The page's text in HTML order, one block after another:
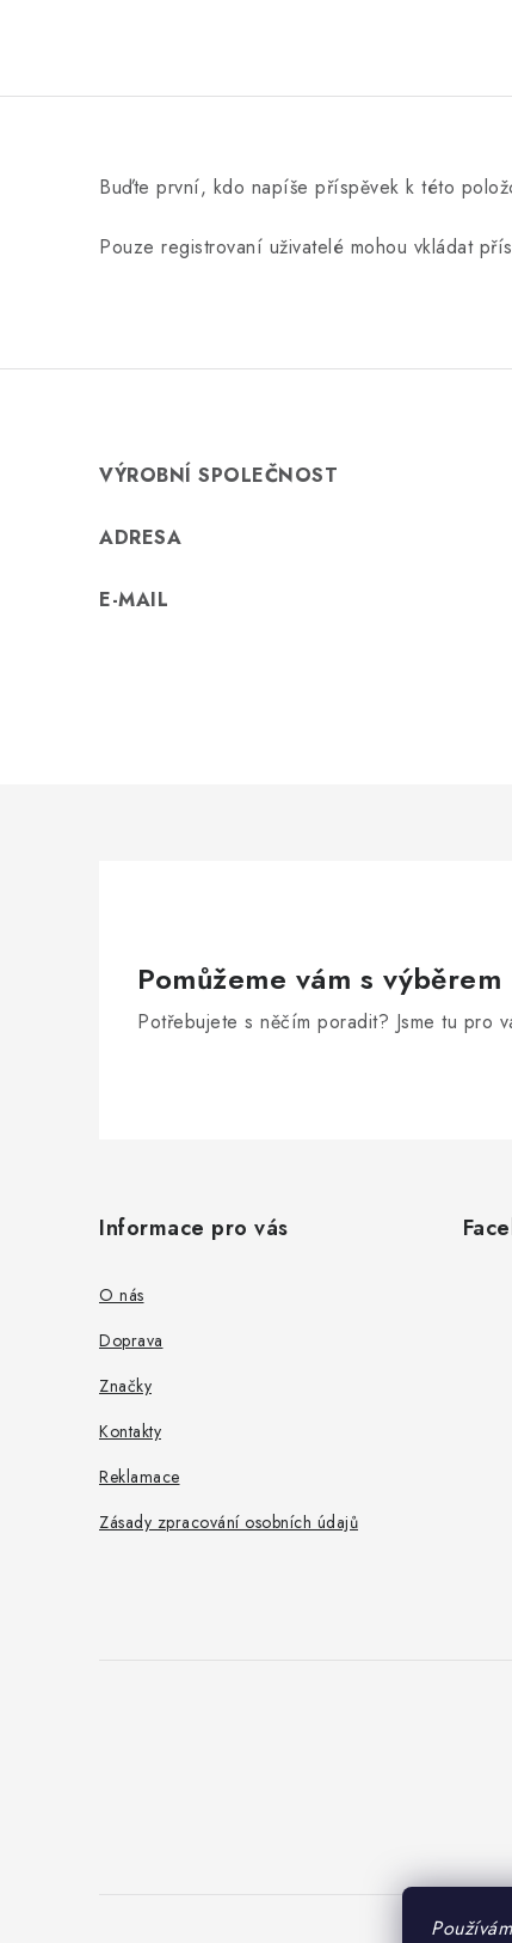
Buďte první, kdo napíše příspěvek k této
Pouze registrovaní uživatelé mohou vkládat
VÝROBNÍ SPOLEČNOST
ADRESA
E-MAIL
Pomůžeme vám s výběrem
Potřebujete s něčím poradit? Jsme tu pro
Informace pro vás
O nás
Doprava
Značky
Kontakty
Reklamace
Zásady zpracování osobních údajů